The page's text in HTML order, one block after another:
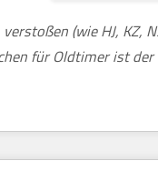
(wie HJ, KZ,
für Oldtimer ist